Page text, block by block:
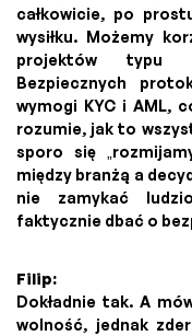
całkowicie, po
wysiłku. Możemy
projektów typu
Bezpiecznych
wymogi KYC i AML,
rozumie, jak to
sporo się
między branżą a
nie zamykać
faktycznie dbać o
Filip:
Dokładnie tak. A
wolność, jednak